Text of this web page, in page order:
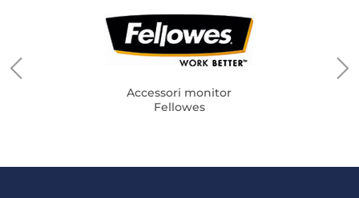
Accessori monitor
Fellowes